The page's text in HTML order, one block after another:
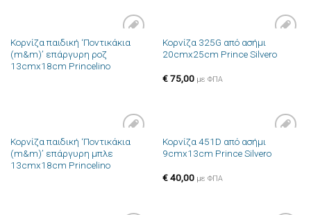
Πρόσθήκη
στην λίστα
επιθυμιών
Κορνίζα παιδική ‘Ποντικάκια
(m&m)’ επάργυρη ροζ
13cmx18cm Princelino
Πρόσθήκη
στην λίστα
Κορνίζα 325G από ασήμι
20cmx25cm Prince Silvero
€75,00 με ΦΠΑ
Πρόσθήκη
στην λίστα
επιθυμιών
Κορνίζα παιδική ‘Ποντικάκια
(m&m)’ επάργυρη μπλε
13cmx18cm Princelino
Πρόσθήκη
στην λίστα
Κορνίζα 451D από ασήμι
9cmx13cm Prince Silvero
€40,00 με ΦΠΑ